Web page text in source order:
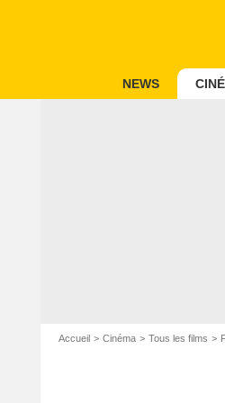
NEWS
Accueil Cinéma Tous les films